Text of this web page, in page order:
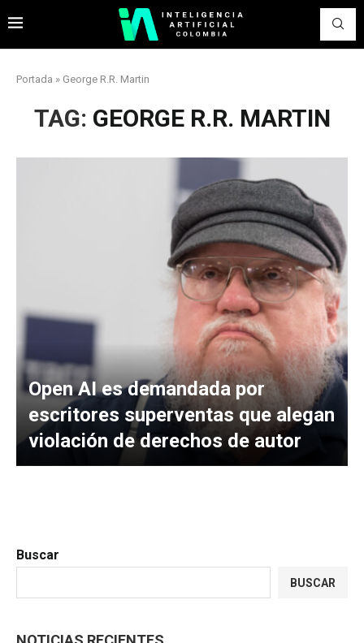
Portada » George R.R. Martin
TAG: GEORGE R.R. MARTIN
Open AI es demandada por
escritores superventas que alegan
violación de derechos de autor
Buscar
BUSCAR